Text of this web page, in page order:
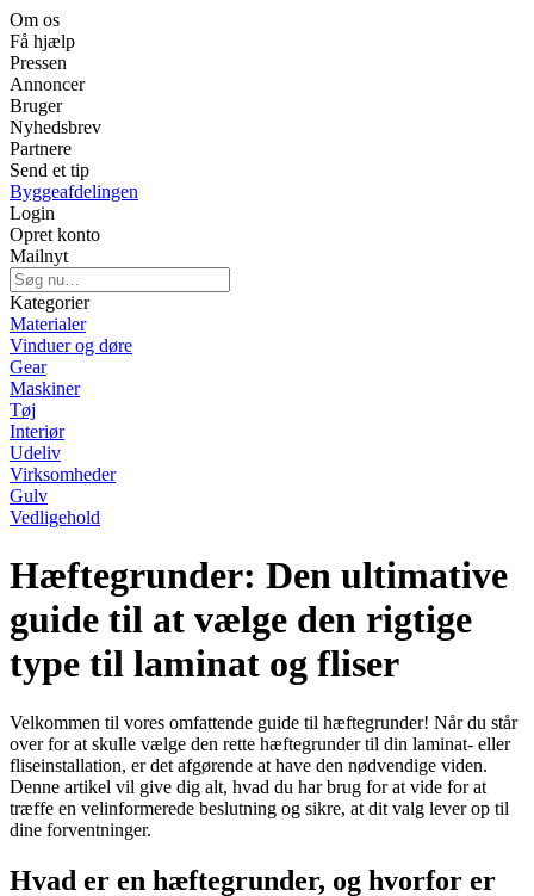
Om os
Få hjælp
Pressen
Annoncer
Bruger
Nyhedsbrev
Partnere
Send et tip
Byggeafdelingen
Login
Opret konto
Mailnyt
Kategorier
Materialer
Vinduer og døre
Gear
Maskiner
Tøj
Interiør
Udeliv
Virksomheder
Gulv
Vedligehold
Hæftegrunder: Den ultimative
guide til at vælge den rigtige
type til laminat og fliser
Velkommen til vores omfattende guide til hæftegrunder! Når du står
over for at skulle vælge den rette hæftegrunder til din laminat- eller
fliseinstallation, er det afgørende at have den nødvendige viden.
Denne artikel vil give dig alt, hvad du har brug for at vide for at
træffe en velinformerede beslutning og sikre, at dit valg lever op til
dine forventninger.
Hvad er en hæftegrunder, og hvorfor er